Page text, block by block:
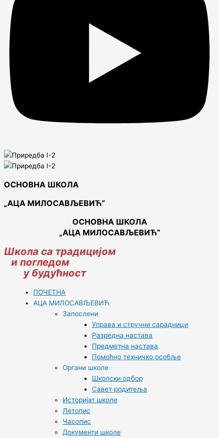
ОСНОВНА ШКОЛА
„АЦА МИЛОСАВЉЕВИЋ“
ОСНОВНА ШКОЛА
„АЦА МИЛОСАВЉЕВИЋ“
Школа са традицијом
и погледом
у будућност
ПОЧЕТНА
АЦА МИЛОСАВЉЕВИЋ
Запослени
Управа и стручни сарадници
Разредна настава
Предметна настава
Помоћно техничко особље
Органи школе
Школски одбор
Савет родитеља
Историјат школе
Летопис
Часопис
Документи школе